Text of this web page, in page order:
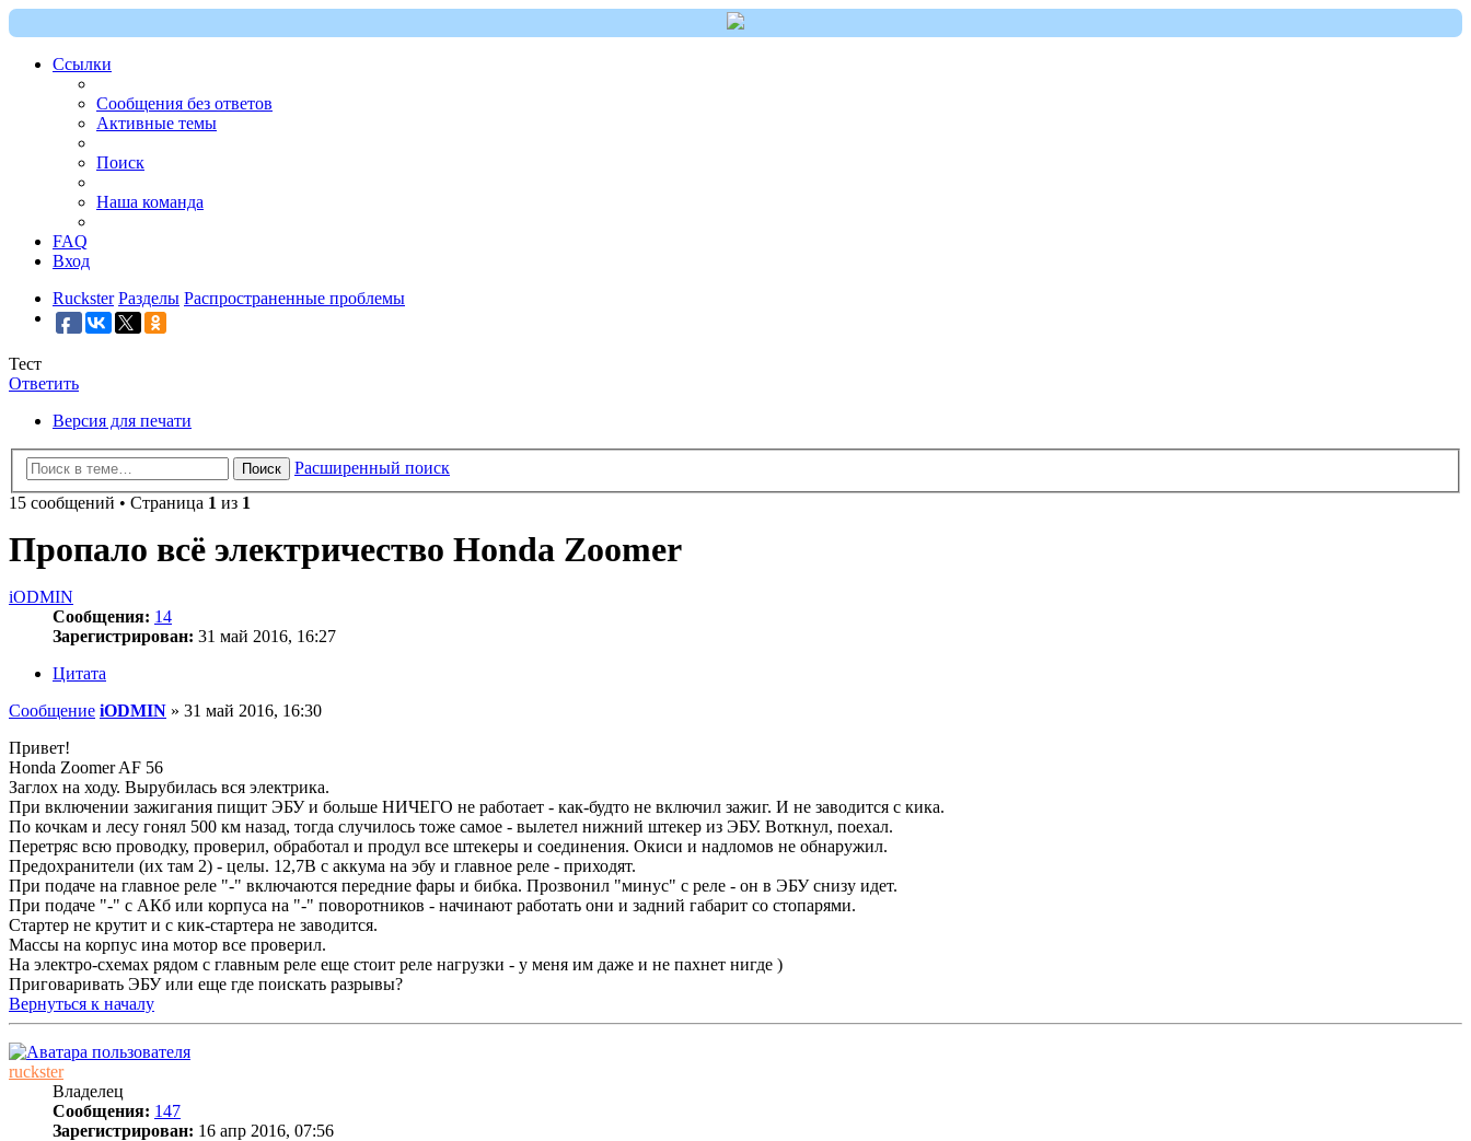
Ссылки
Сообщения без ответов
Активные темы
Поиск
Наша команда
FAQ
Вход
Ruckster Разделы Распространенные проблемы
Тест
Ответить
Версия для печати
Поиск
Расширенный поиск
15 сообщений • Страница 1 из 1
Пропало всё электричество Honda Zoomer
iODMIN
Сообщения: 14
Зарегистрирован: 31 май 2016, 16:27
Цитата
Сообщение iODMIN » 31 май 2016, 16:30
Привет!
Honda Zoomer AF 56
Заглох на ходу. Вырубилась вся электрика.
При включении зажигания пищит ЭБУ и больше НИЧЕГО не работает - как-будто не включил зажиг. И не заводится с кика.
По кочкам и лесу гонял 500 км назад, тогда случилось тоже самое - вылетел нижний штекер из ЭБУ. Воткнул, поехал.
Перетряс всю проводку, проверил, обработал и продул все штекеры и соединения. Окиси и надломов не обнаружил.
Предохранители (их там 2) - целы. 12,7В с аккума на эбу и главное реле - приходят.
При подаче на главное реле "-" включаются передние фары и бибка. Прозвонил "минус" с реле - он в ЭБУ снизу идет.
При подаче "-" с АКб или корпуса на "-" поворотников - начинают работать они и задний габарит со стопарями.
Стартер не крутит и с кик-стартера не заводится.
Массы на корпус ина мотор все проверил.
На электро-схемах рядом с главным реле еще стоит реле нагрузки - у меня им даже и не пахнет нигде )
Приговаривать ЭБУ или еще где поискать разрывы?
Вернуться к началу
ruckster
Владелец
Сообщения: 147
Зарегистрирован: 16 апр 2016, 07:56